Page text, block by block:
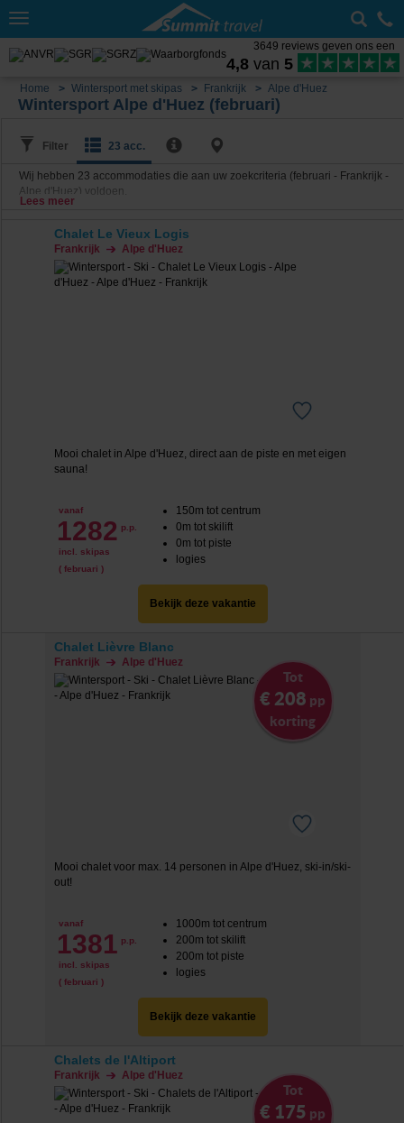
Toggle
3649 reviews geven ons een
4,8 van 5
Home Wintersport met skipas Frankrijk Alpe d'Huez
Wintersport Alpe d'Huez (februari)
Filter 23 acc.
Wij hebben 23 accommodaties die aan uw zoekcriteria (februari - Frankrijk -
Alpe d'Huez) voldoen.
Lees meer
Chalet Le Vieux Logis
Frankrijk Alpe d'Huez
Mooi chalet in Alpe d'Huez, direct aan de piste en met eigen
sauna!
vanaf
1282 p.p.
incl. skipas
( februari )
150m tot centrum
0m tot skilift
0m tot piste
logies
Bekijk deze vakantie
Chalet Lièvre Blanc
Frankrijk Alpe d'Huez
Tot
€ 208 pp
korting
Mooi chalet voor max. 14 personen in Alpe d'Huez, ski-in/ski-
out!
vanaf
1381 p.p.
incl. skipas
( februari )
1000m tot centrum
200m tot skilift
200m tot piste
logies
Bekijk deze vakantie
Chalets de l'Altiport
Frankrijk Alpe d'Huez
Tot
€ 175 pp